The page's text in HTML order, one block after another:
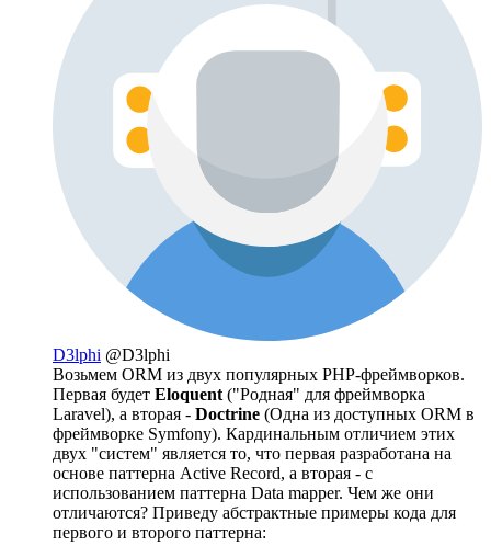
D3lphi @D3lphi
Возьмем ORM из двух популярных PHP-фреймворков.
Первая будет Eloquent ("Родная" для фреймворка
Laravel), а вторая - Doctrine (Одна из доступных ORM в
фреймворке Symfony). Кардинальным отличием этих
двух "систем" является то, что первая разработана на
основе паттерна Active Record, а вторая - с
использованием паттерна Data mapper. Чем же они
отличаются? Приведу абстрактные примеры кода для
первого и второго паттерна: